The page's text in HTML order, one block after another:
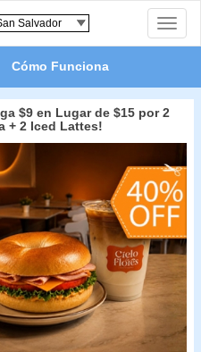
Toggle
Cómo Funciona
$9 en Lugar de $15 por 2
+ 2 Iced Lattes!